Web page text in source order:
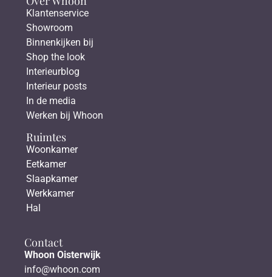
Klantenservice
Showroom
Binnenkijken bij
Shop the look
Interieurblog
Interieur posts
In de media
Werken bij Whoon
Ruimtes
Woonkamer
Eetkamer
Slaapkamer
Werkkamer
Hal
Contact
Whoon Oisterwijk
info@whoon.com